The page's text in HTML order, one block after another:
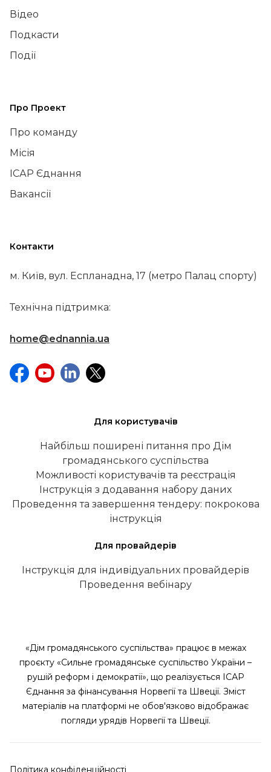
Відео
Подкасти
Події
Про Проект
Про команду
Місія
ІСАР Єднання
Вакансії
Контакти
м. Київ, вул. Еспланадна, 17 (метро Палац спорту)
Технічна підтримка:
home@ednannia.ua
Для користувачів
Найбільш поширені питання про Дім
громадянського суспільства
Можливості користувачів та реєстрація
Інструкція з додавання набору даних
Проведення та завершення тендеру: покрокова
інструкція
Для провайдерів
Інструкція для індивідуальних провайдерів
Проведення вебінару
«Дім громадянського суспільства» працює в межах
проєкту «Сильне громадянське суспільство України –
рушій реформ і демократії», що реалізується ІСАР
Єднання за фінансування Норвегії та Швеції. Зміст
матеріалів на платформі не обов'язково відображає
погляди урядів Норвегії та Швеції.
Політика конфіденційності